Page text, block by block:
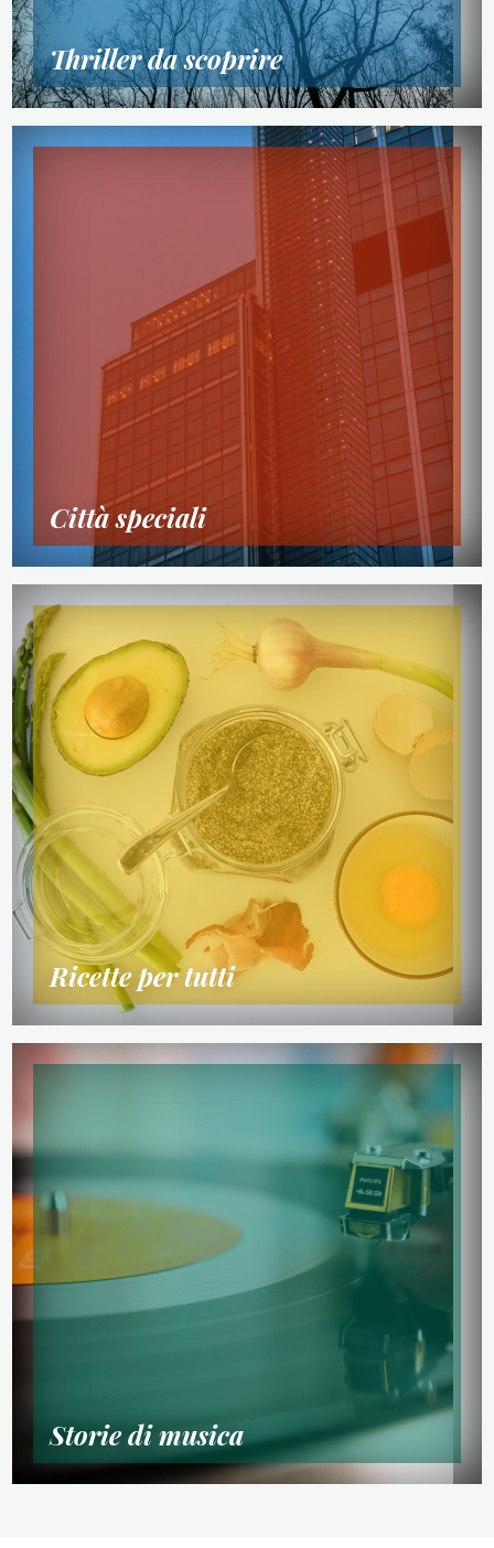
Thriller da scoprire
Città speciali
Ricette per tutti
Storie di musica